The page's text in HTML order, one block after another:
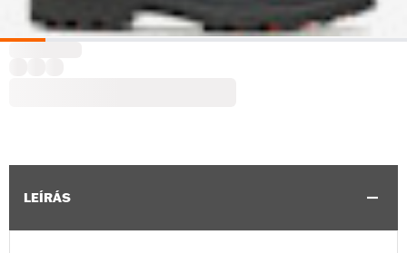
LEÍRÁS